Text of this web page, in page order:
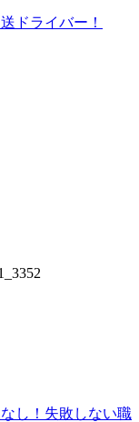
ドライバー！
し！失敗しない職